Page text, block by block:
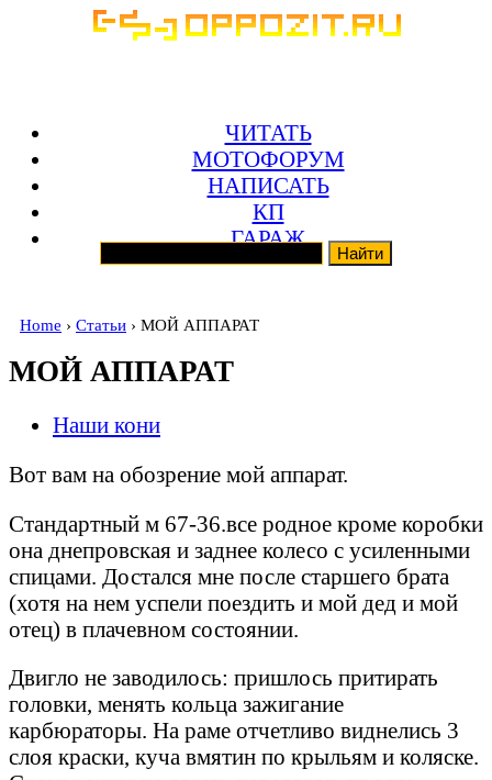
ЧИТАТЬ
МОТОФОРУМ
НАПИСАТЬ
КП
ГАРАЖ
Home › Статьи › МОЙ АППАРАТ
МОЙ АППАРАТ
Наши кони
Вот вам на обозрение мой аппарат.
Стандартный м 67-36.все родное кроме коробки
она днепровская и заднее колесо с усиленными
спицами. Достался мне после старшего брата
(хотя на нем успели поездить и мой дед и мой
отец) в плачевном состоянии.
Двигло не заводилось: пришлось притирать
головки, менять кольца зажигание
карбюраторы. На раме отчетливо виднелись 3
слоя краски, куча вмятин по крыльям и коляске.